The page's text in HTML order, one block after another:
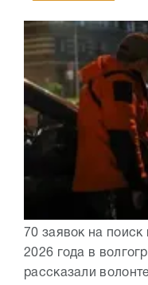
70 заявок на
2026 года в
рассказали